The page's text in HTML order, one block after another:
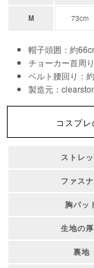
M 73cm
帽子頭囲：約
チョーカー首周
ベルト腰回り：
製造元：
コスプ
ストレ
ファス
胸パッ
生地の厚
裏地